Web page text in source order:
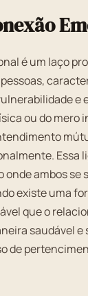
é um laço
e
ou do mero
Essa
onde ambos se
existe uma
que o
saudável
de